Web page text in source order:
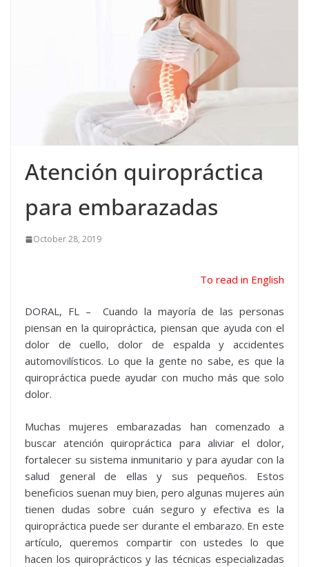
Atención quiropráctica
para embarazadas
October 28, 2019
To read in English
DORAL, FL – Cuando la mayoría de las personas
piensan en la quiropráctica, piensan que ayuda con el
dolor de cuello, dolor de espalda y accidentes
automovilísticos. Lo que la gente no sabe, es que la
quiropráctica puede ayudar con mucho más que solo
dolor.
Muchas mujeres embarazadas han comenzado a
buscar atención quiropráctica para aliviar el dolor,
fortalecer su sistema inmunitario y para ayudar con la
salud general de ellas y sus pequeños. Estos
beneficios suenan muy bien, pero algunas mujeres aún
tienen dudas sobre cuán seguro y efectiva es la
quiropráctica puede ser durante el embarazo. En este
artículo, queremos compartir con ustedes lo que
hacen los quiroprácticos y las técnicas especializadas